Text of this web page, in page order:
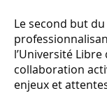
Le second but
l’Université
collaboration
enjeux et